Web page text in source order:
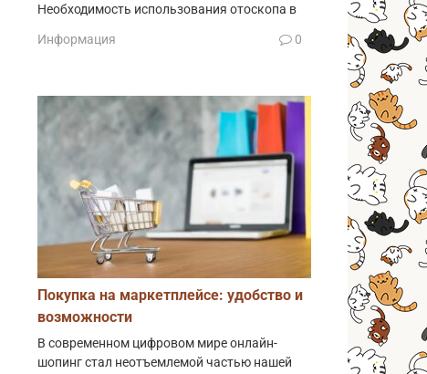
Необходимость использования отоскопа в
Информация 0
Покупка на маркетплейсе: удобство и
возможности
В современном цифровом мире онлайн-
шопинг стал неотъемлемой частью нашей